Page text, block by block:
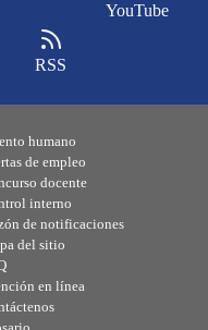
YouTube
RSS
humano
de empleo
docente
interno
de notificaciones
del sitio
en línea